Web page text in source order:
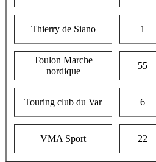
Thierry de Siano 1
Toulon Marche
nordique
55
Touring club du Var 6
VMA Sport 22